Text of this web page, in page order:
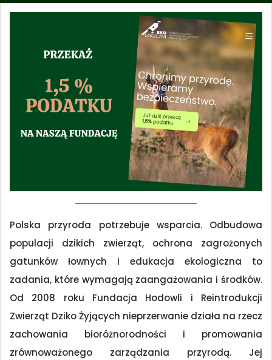
Polska przyroda potrzebuje wsparcia. Odbudowa
populacji dzikich zwierząt, ochrona zagrożonych
gatunków łownych i edukacja ekologiczna to
zadania, które wymagają zaangażowania i środków.
Od 2008 roku Fundacja Hodowli i Reintrodukcji
Zwierząt Dziko Żyjących nieprzerwanie działa na rzecz
zachowania bioróżnorodności i promowania
zrównoważonego zarządzania przyrodą. Jej